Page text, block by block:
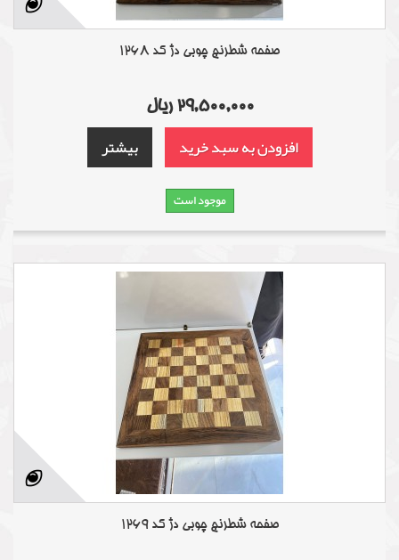
صفحه شطرنج چوبی دژ کد 1268
29,500,000 ریال
افزودن به سبد خرید بیشتر
موجود است
صفحه شطرنج چوبی دژ کد 1269